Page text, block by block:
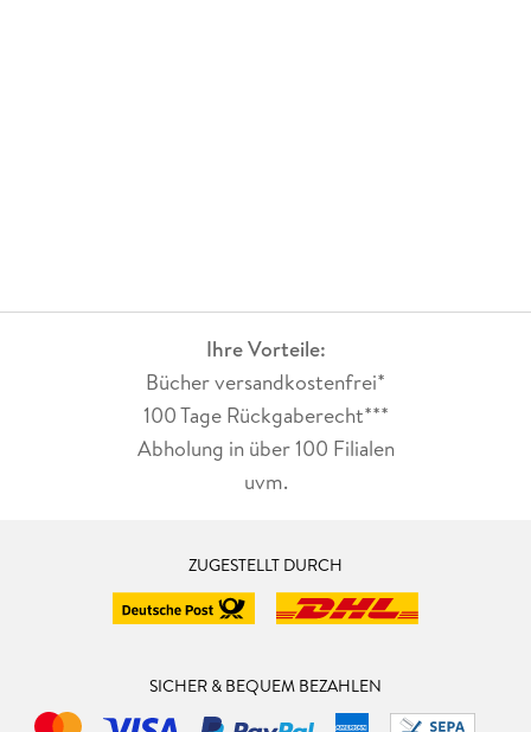
Ihre Vorteile:
Bücher versandkostenfrei*
100 Tage Rückgaberecht***
Abholung in über 100 Filialen
uvm.
ZUGESTELLT DURCH
SICHER & BEQUEM BEZAHLEN